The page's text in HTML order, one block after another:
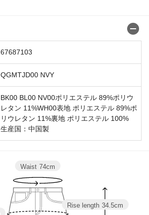
67687103
QGMTJD00 NVY
BK00 BL00 NV00ポリエステル 89%ポリウ
レタン 11%WH00表地 ポリエステル 89%ポ
リウレタン 11%裏地 ポリエステル 100%
生産国：中国製
Rise length 34.5cm
Waist 74cm